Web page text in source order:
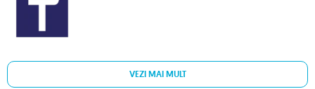
VEZI MAI MULT